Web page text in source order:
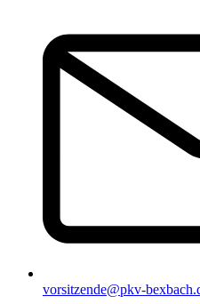
vorsitzende@pkv-